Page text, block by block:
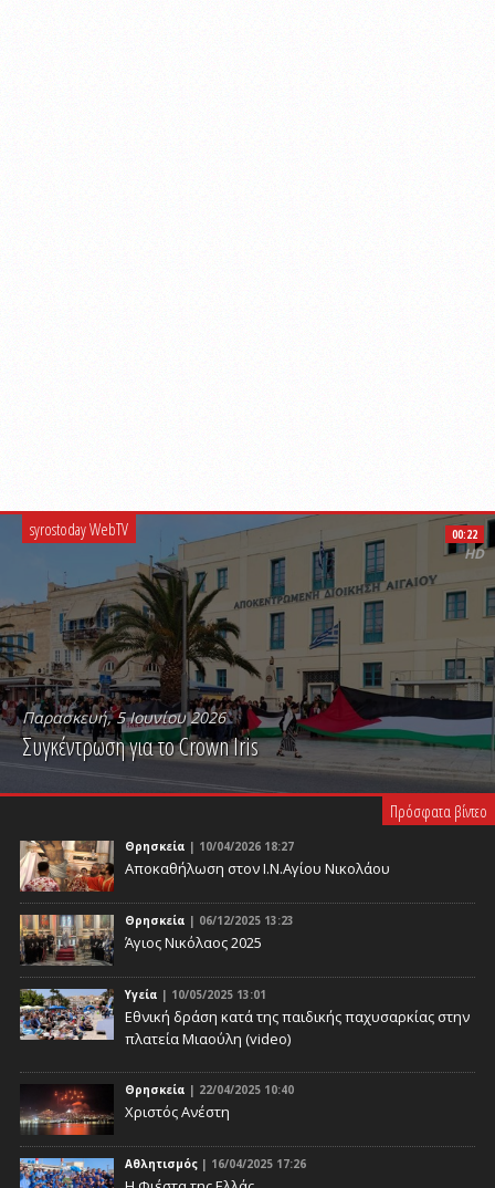
syrostoday WebTV
Παρασκευή, 5 Ιουνίου 2026
Συγκέντρωση για το Crown Iris
PLAY VIDEO
00:22
HD
Πρόσφατα βίντεο
Θρησκεία | 10/04/2026 18:27
Αποκαθήλωση στον Ι.Ν.Αγίου Νικολάου
Θρησκεία | 06/12/2025 13:23
Άγιος Νικόλαος 2025
Υγεία | 10/05/2025 13:01
Eθνική δράση κατά της παιδικής παχυσαρκίας στην
πλατεία Μιαούλη (video)
Θρησκεία | 22/04/2025 10:40
Χριστός Ανέστη
Αθλητισμός | 16/04/2025 17:26